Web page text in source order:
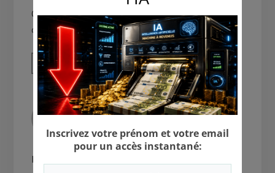
C’est fantastique cet article que vous avez publié. Plus
de succès au MillionnaireZine!
RÉPONDRE
LING-EN HSIA